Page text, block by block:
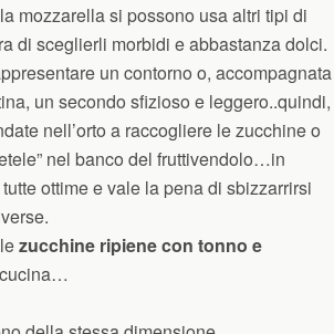
mozzarella si possono usa altri tipi di
di sceglierli morbidi e abbastanza dolci.
un contorno o, accompagnata
un secondo sfizioso e leggero..quindi,
nell’orto a raccogliere le zucchine o
nel banco del fruttivendolo…in
ottime e vale la pena di sbizzarrirsi
zucchine ripiene con tonno e